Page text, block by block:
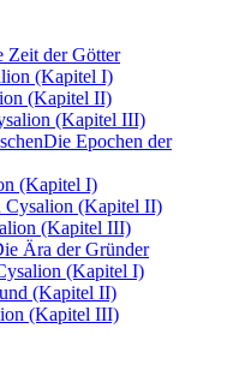
Zeit der Götter
(Kapitel I)
(Kapitel II)
(Kapitel III)
Die Epochen der
(Kapitel I)
Cysalion (Kapitel II)
(Kapitel III)
Ära der Gründer
(Kapitel I)
(Kapitel II)
(Kapitel III)